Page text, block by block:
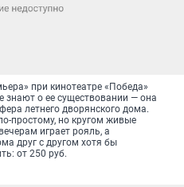
при кинотеатре «Победа»
знают о ее существовании — она
летнего дворянского дома.
простому, но кругом живые
играет рояль, а
друг с другом хотя бы
от 250 руб.